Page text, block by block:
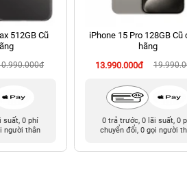
512GB Cũ
suất, 0 phí
người thân
iPhone 15 Pro 128GB Cũ
hãng
13.990.000đ
0 trả trước, 0 lãi suất, 0
chuyển đổi, 0 gọi người